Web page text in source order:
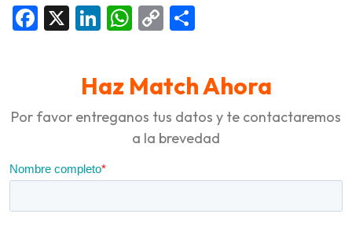
Facebook
X LinkedIn
WhatsApp
Copy
Haz Match Ahora
Por favor entreganos tus datos y te contactaremos
a la brevedad